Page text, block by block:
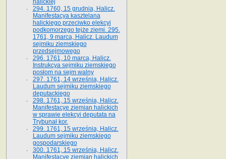
halickiej
294. 1760, 15 grudnia, Halicz.
Manifestacya kasztelana
halickiego przeciwko elekcyi
podkomorzego tejże ziemi. 295.
1761, 9 marca, Halicz. Laudum
sejmiku ziemskiego
przedsejmowego
296. 1761, 10 marca, Halicz.
Instrukcya sejmiku ziemskiego
posłom na sejm walny
297. 1761, 14 września, Halicz.
Laudum sejmiku ziemskiego
deputackiego
298. 1761, 15 września, Halicz.
Manifestacye ziemian halickich
w sprawie elekcyi deputata na
Trybunał kor.
299. 1761, 15 września, Halicz.
Laudum sejmiku ziemskiego
gospodarskiego
300. 1761, 15 września, Halicz.
Manifestacye ziemian halickich